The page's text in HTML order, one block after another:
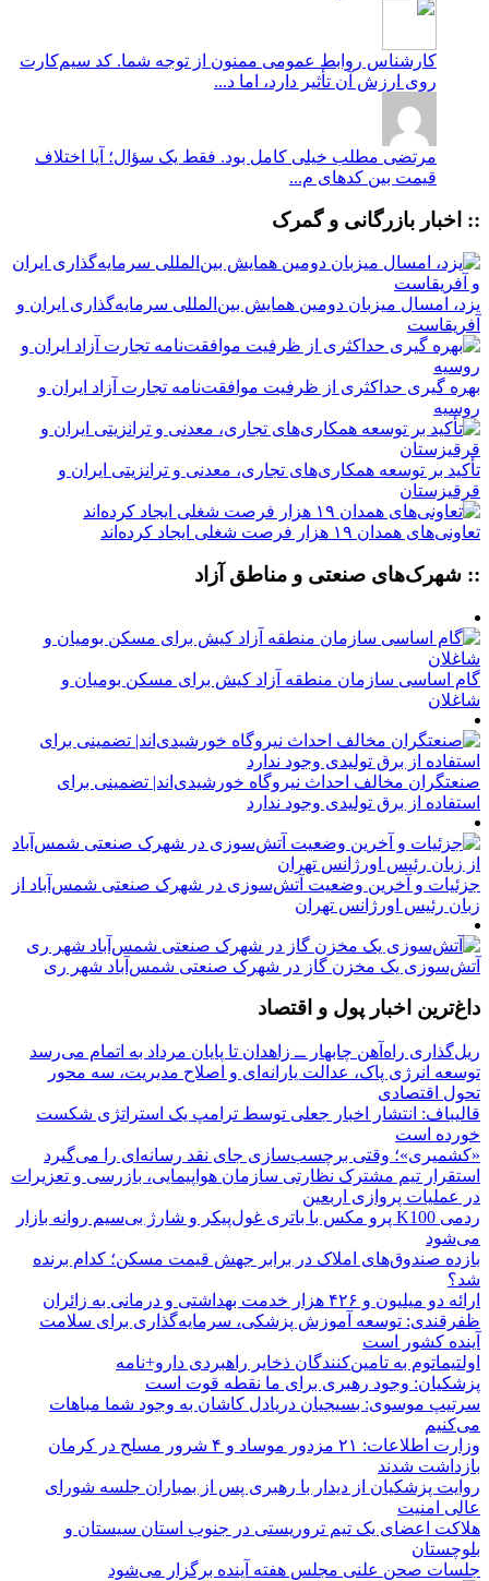
کارشناس روابط عمومی ممنون از توجه شما. کد سیم‌کارت
روی ارزش آن تأثیر دارد، اما د...
مرتضی مطلب خیلی کامل بود. فقط یک سؤال؛ آیا اختلاف
قیمت بین کدهای م...
:: اخبار بازرگانی و گمرک
یزد، امسال میزبان دومین همایش بین‌المللی سرمایه‌گذاری ایران و
آفریقاست
بهره گیری حداکثری از ظرفیت موافقت‌نامه تجارت آزاد ایران و
روسیه
تأکید بر توسعه همکاری‌های تجاری، معدنی و ترانزیتی ایران و
قرقیزستان
تعاونی‌های همدان ۱۹ هزار فرصت شغلی ایجاد کرده‌اند
:: شهرک‌های صنعتی و مناطق آزاد
گام اساسی سازمان منطقه آزاد کیش برای مسکن بومیان و
شاغلان
صنعتگران مخالف احداث نیروگاه خورشیدی‌اند| تضمینی برای
استفاده از برق تولیدی وجود ندارد
جزئیات و آخرین وضعیت آتش‌سوزی در شهرک صنعتی شمس‌آباد از
زبان رئیس اورژانس تهران
آتش‌سوزی یک مخزن گاز در شهرک صنعتی شمس‌آباد شهر ری
داغ‌ترین اخبار پول و اقتصاد
ریل‌گذاری راه‌آهن چابهار ــ زاهدان تا پایان مرداد به اتمام می‌رسد
توسعه انرژی پاک، عدالت یارانه‌ای و اصلاح مدیریت، سه محور
تحول اقتصادی
قالیباف: انتشار اخبار جعلی توسط ترامپ یک استراتژی شکست
خورده است
«کشمیری»؛ وقتی برچسب‌سازی جای نقد رسانه‌ای را می‌گیرد
استقرار تیم مشترک نظارتی سازمان هواپیمایی، بازرسی و تعزیرات
در عملیات پروازی اربعین
ردمی K100 پرو مکس با باتری غول‌پیکر و شارژ بی‌سیم روانه بازار
می‌شود
بازده صندوق‌های املاک در برابر جهش قیمت مسکن؛ کدام برنده
شد؟
ارائه دو میلیون و ۴۲۶ هزار خدمت بهداشتی و درمانی به زائران
ظفرقندی: توسعه آموزش پزشکی، سرمایه‌گذاری برای سلامت
آینده کشور است
اولتیماتوم به تامین‌کنندگان ذخایر راهبردی دارو+نامه
پزشکیان: وجود رهبری برای ما نقطه قوت است
سرتیپ موسوی: بسیجیان دریادل کاشان به وجود شما مباهات
می‌کنیم
وزارت اطلاعات: ۲۱ مزدور موساد و ۴ شرور مسلح در کرمان
بازداشت شدند
روایت پزشکیان از دیدار با رهبری پس از بمباران جلسه شورای
عالی امنیت
هلاکت اعضای یک تیم تروریستی در جنوب استان سیستان و
بلوچستان
جلسات صحن علنی مجلس هفته آینده برگزار می‌شود